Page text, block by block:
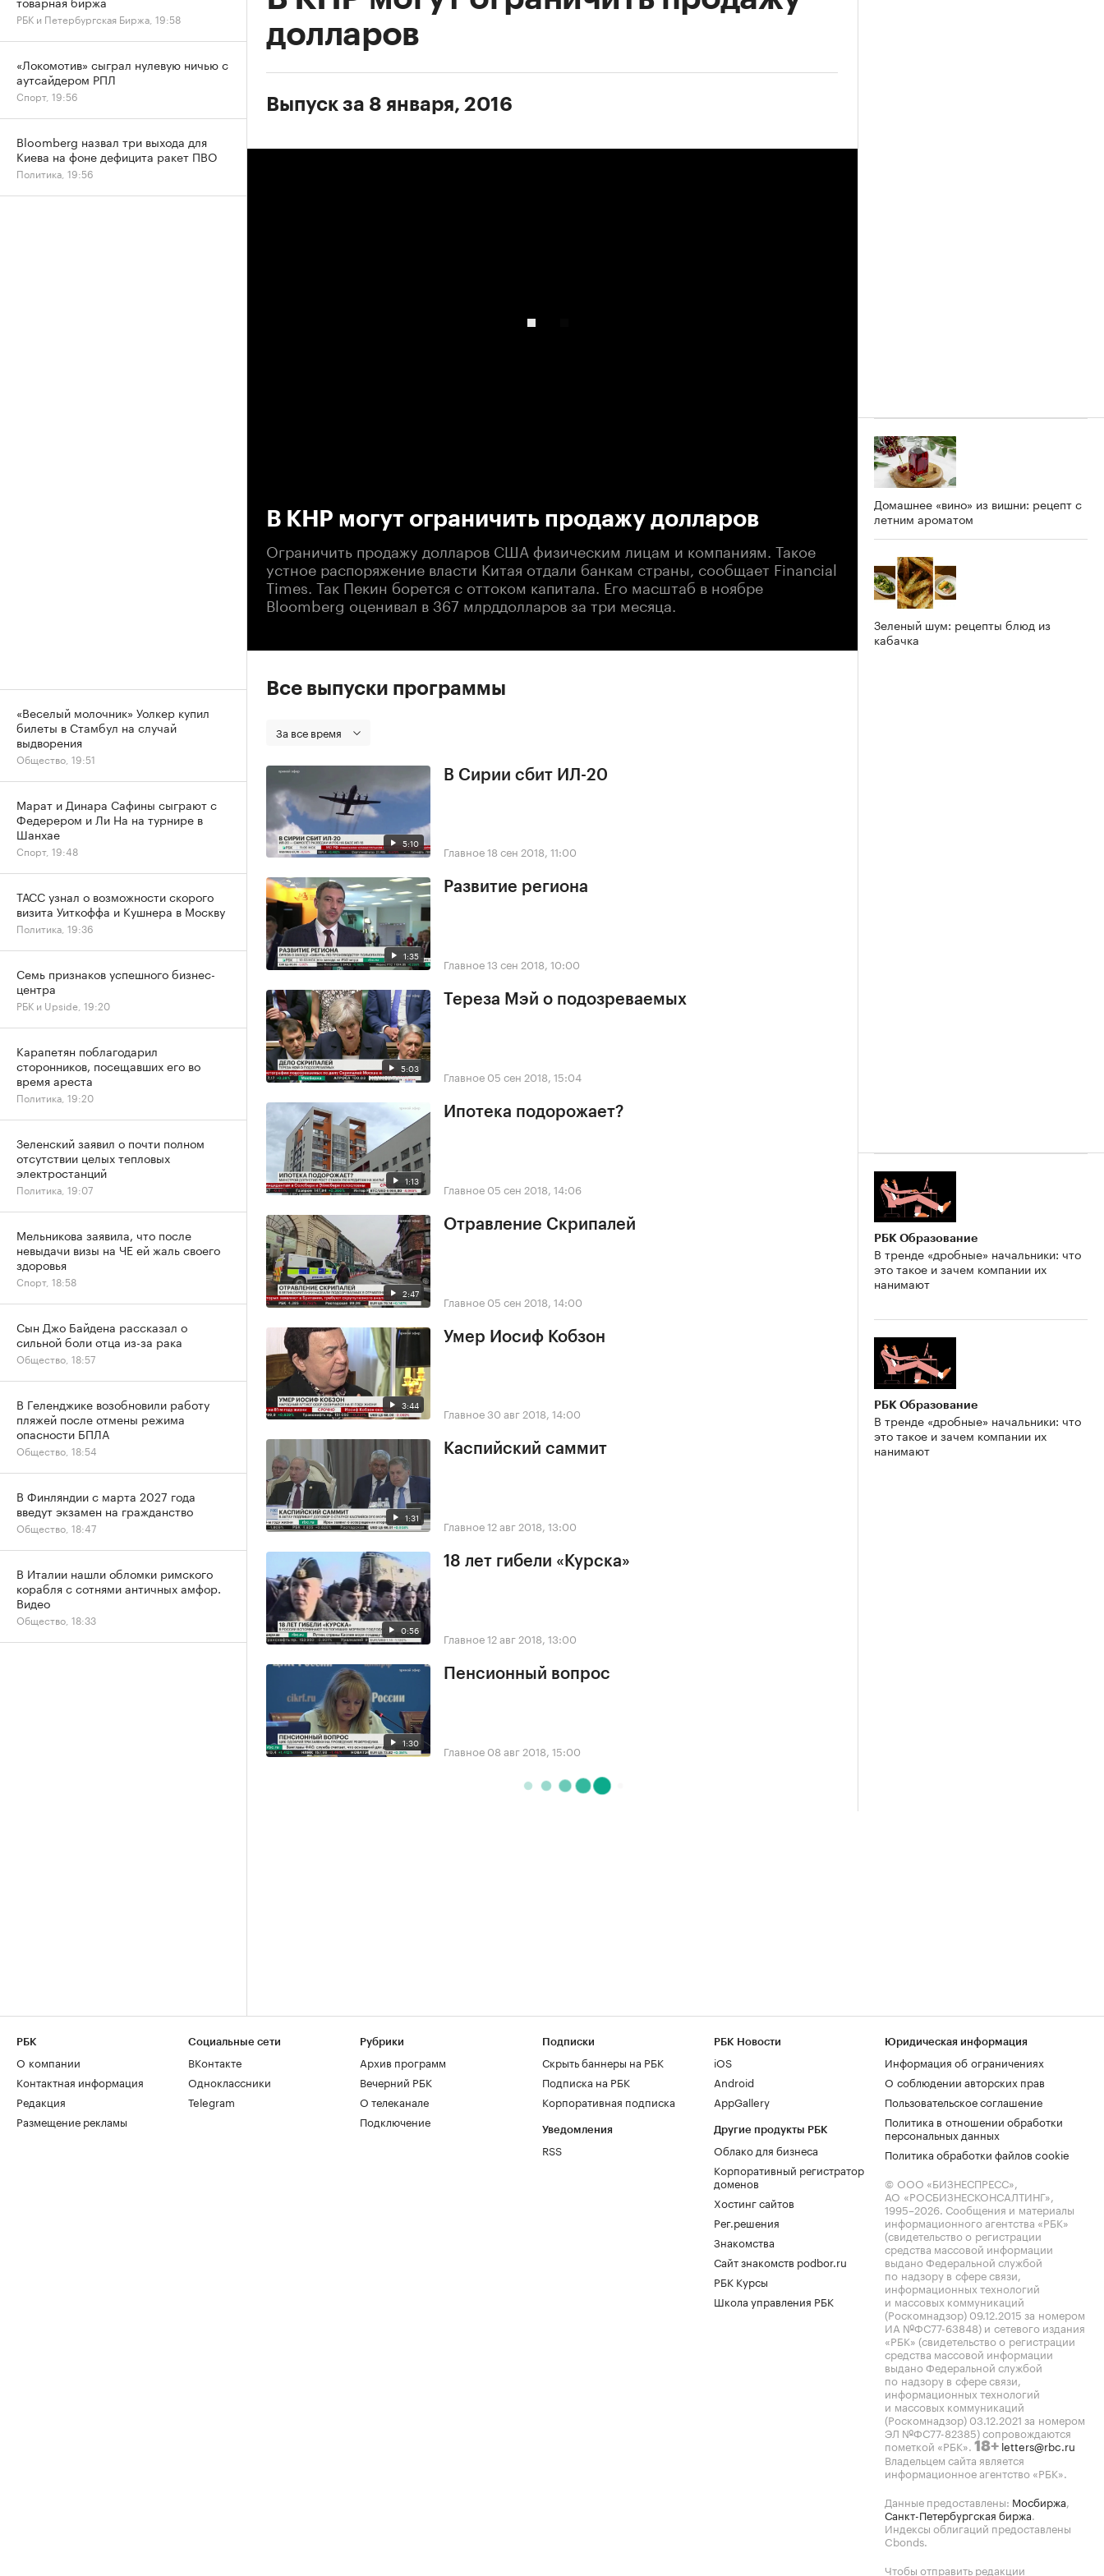
долларов
Выпуск за 8 января, 2016
В КНР могут ограничить продажу долларов
Ограничить продажу долларов США физическим лицам и компаниям. Такое
устное распоряжение власти Китая отдали банкам страны, сообщает Financial
Times. Так Пекин борется с оттоком капитала. Его масштаб в ноябре
Bloomberg оценивал в 367 млрддолларов за три месяца.
Все выпуски программы
За все время
5:10
В Сирии сбит ИЛ-20
Главное18 сен 2018, 11:00
1:35
Развитие региона
Главное13 сен 2018, 10:00
5:03
Тереза Мэй о подозреваемых
Главное 05 сен 2018, 15:04
1:13
Ипотека подорожает?
Главное 05 сен 2018, 14:06
2:47
Отравление Скрипалей
Главное 05 сен 2018, 14:00
3:44
Умер Иосиф Кобзон
Главное30 авг 2018, 14:00
1:31
Каспийский саммит
Главное12 авг 2018, 13:00
0:56
18 лет гибели «Курска»
Главное12 авг 2018, 13:00
1:30
Пенсионный вопрос
Главное 08 авг 2018, 15:00
Домашнее «вино» из вишни: рецепт с
летним ароматом
Зеленый шум: рецепты блюд из
кабачка
РБК Образование
В тренде «дробные» начальники: что
это такое и зачем компании их
нанимают
РБК Образование
В тренде «дробные» начальники: что
это такое и зачем компании их
нанимают
РБК и Петербургская Биржа, 19:58
«Локомотив» сыграл нулевую ничью с
аутсайдером РПЛ
Спорт, 19:56
Bloomberg назвал три выхода для
Киева на фоне дефицита ракет ПВО
Политика, 19:56
«Веселый молочник» Уолкер купил
билеты в Стамбул на случай
выдворения
Общество, 19:51
Марат и Динара Сафины сыграют с
Федерером и Ли На на турнире в
Шанхае
Спорт, 19:48
ТАСС узнал о возможности скорого
визита Уиткоффа и Кушнера в Москву
Политика, 19:36
Семь признаков успешного бизнес-
центра
РБК и Upside, 19:20
Карапетян поблагодарил
сторонников, посещавших его во
время ареста
Политика, 19:20
Зеленский заявил о почти полном
отсутствии целых тепловых
электростанций
Политика, 19:07
Мельникова заявила, что после
невыдачи визы на ЧЕ ей жаль своего
здоровья
Спорт, 18:58
Сын Джо Байдена рассказал о
сильной боли отца из-за рака
Общество, 18:57
В Геленджике возобновили работу
пляжей после отмены режима
опасности БПЛА
Общество, 18:54
В Финляндии с марта 2027 года
введут экзамен на гражданство
Общество, 18:47
В Италии нашли обломки римского
корабля с сотнями античных амфор.
Видео
Общество, 18:33
РБК
О компании
Контактная информация
Редакция
Размещение рекламы
Социальные сети
ВКонтакте
Одноклассники
Telegram
Рубрики
Архив программ
Вечерний РБК
О телеканале
Подключение
Подписки
Скрыть баннеры на РБК
Подписка на РБК
Корпоративная подписка
Уведомления
RSS
РБК Новости
iOS
Android
AppGallery
Другие продукты РБК
Облако для бизнеса
Корпоративный регистратор
доменов
Хостинг сайтов
Рег.решения
Знакомства
Сайт знакомств podbor.ru
РБК Курсы
Школа управления РБК
Юридическая информация
Информация об ограничениях
О соблюдении авторских прав
Пользовательское соглашение
Политика в отношении обработки
персональных данных
Политика обработки файлов cookie
© ООО «БИЗНЕСПРЕСС»,
АО «РОСБИЗНЕСКОНСАЛТИНГ»,
1995–2026. Сообщения и материалы
информационного агентства «РБК»
(свидетельство о регистрации
средства массовой информации
выдано Федеральной службой
по надзору в сфере связи,
информационных технологий
и массовых коммуникаций
(Роскомнадзор) 09.12.2015 за номером
ИА №ФС77-63848) и сетевого издания
«РБК» (свидетельство о регистрации
средства массовой информации
выдано Федеральной службой
по надзору в сфере связи,
информационных технологий
и массовых коммуникаций
(Роскомнадзор) 03.12.2021 за номером
ЭЛ №ФС77-82385) сопровождаются
пометкой «РБК». 18+ letters@rbc.ru
Владельцем сайта является
информационное агентство «РБК».
Данные предоставлены: Мосбиржа,
Санкт-Петербургская биржа.
Индексы облигаций предоставлены
Cbonds.
Чтобы отправить редакции